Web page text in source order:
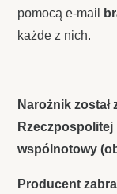
pomocą e-mail
każde z nich.
Narożnik
Rzeczpospolitej
wspólnotowy
Producent